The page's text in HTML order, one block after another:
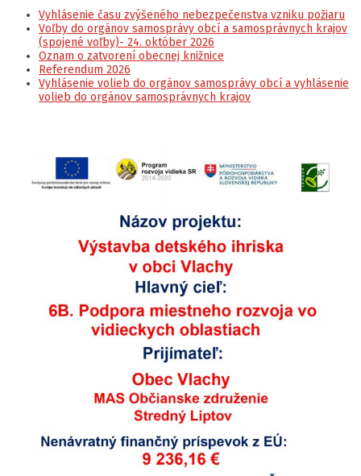
Vyhlásenie času zvýšeného nebezpečenstva vzniku požiaru
Voľby do orgánov samosprávy obcí a samosprávnych krajov
(spojené voľby)- 24. október 2026
Oznam o zatvorení obecnej knižnice
Referendum 2026
Vyhlásenie volieb do orgánov samosprávy obcí a vyhlásenie
volieb do orgánov samosprávnych krajov